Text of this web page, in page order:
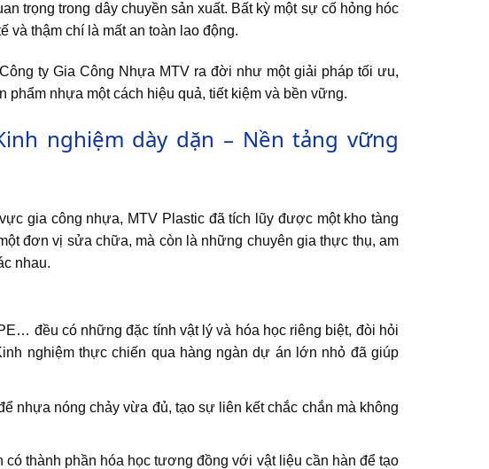
trọng trong dây chuyền sản xuất. Bất kỳ một sự cố hỏng hóc
và thậm chí là mất an toàn lao động.
ty Gia Công Nhựa MTV ra đời như một giải pháp tối ưu,
nhựa một cách hiệu quả, tiết kiệm và bền vững.
nghiệm dày dặn – Nền tảng vững
gia công nhựa, MTV Plastic đã tích lũy được một kho tàng
đơn vị sửa chữa, mà còn là những chuyên gia thực thụ, am
nhau.
đều có những đặc tính vật lý và hóa học riêng biệt, đòi hỏi
nghiệm thực chiến qua hàng ngàn dự án lớn nhỏ đã giúp
nhựa nóng chảy vừa đủ, tạo sự liên kết chắc chắn mà không
có thành phần hóa học tương đồng với vật liệu cần hàn để tạo